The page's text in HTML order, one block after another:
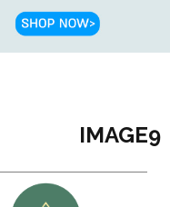
IMAGE9